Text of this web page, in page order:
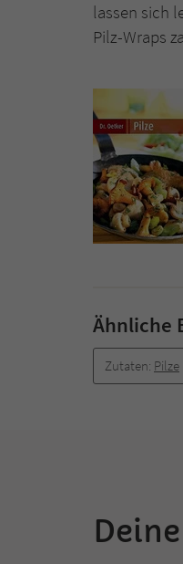
lassen sich
Pilz-Wraps
Ähnliche
Zutaten: Pilze